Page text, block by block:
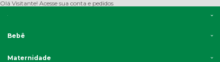
Olá Visitante! Acesse sua conta e pedidos
Bebê
Maternidade